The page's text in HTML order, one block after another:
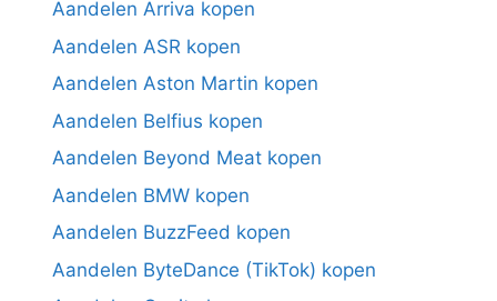
Aandelen Arriva kopen
Aandelen ASR kopen
Aandelen Aston Martin kopen
Aandelen Belfius kopen
Aandelen Beyond Meat kopen
Aandelen BMW kopen
Aandelen BuzzFeed kopen
Aandelen ByteDance (TikTok) kopen